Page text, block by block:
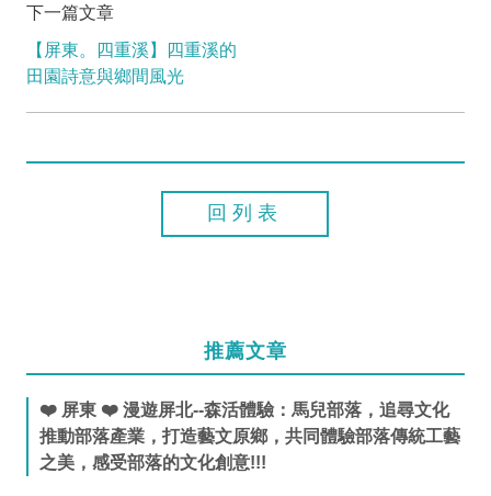
下一篇文章
【屏東。四重溪】四重溪的
田園詩意與鄉間風光
回列表
推薦文章
❤️ 屏東 ❤️ 漫遊屏北--森活體驗：馬兒部落，追尋文化
推動部落產業，打造藝文原鄉，共同體驗部落傳統工藝
之美，感受部落的文化創意!!!